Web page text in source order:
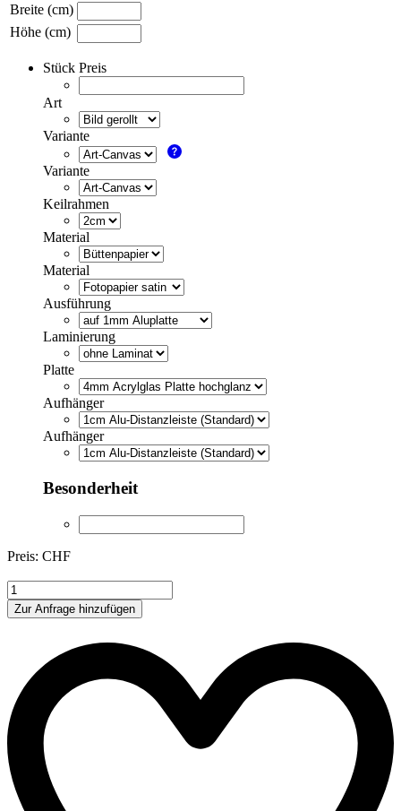
Breite (cm)
Höhe (cm)
Stück Preis
Art
Variante
Variante
Keilrahmen
Material
Material
Ausführung
Laminierung
Platte
Aufhänger
Aufhänger
Besonderheit
Preis: CHF
SV0038
Menge
Zur Anfrage hinzufügen